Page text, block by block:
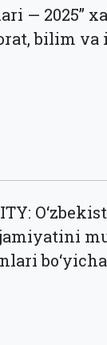
— 2025”
bilim